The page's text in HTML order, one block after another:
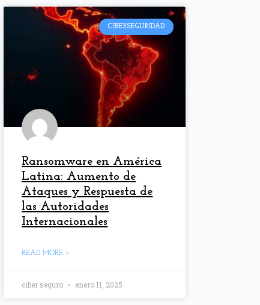
CIBERSEGURIDAD
Ransomware en América
Latina: Aumento de
Ataques y Respuesta de
las Autoridades
Internacionales
READ MORE »
ciber seguro enero 11, 2025